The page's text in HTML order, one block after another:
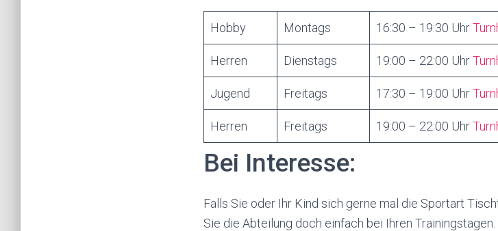
Hobby Montags 16:30 – 19:30 Uhr
Herren Dienstags 19:00 – 22:00 Uhr
Jugend Freitags 17:30 – 19:00 Uhr
Herren Freitags 19:00 – 22:00 Uhr
Bei Interesse:
Falls Sie oder Ihr Kind sich gerne mal die Sportart
Sie die Abteilung doch einfach bei Ihren Trainingstagen.